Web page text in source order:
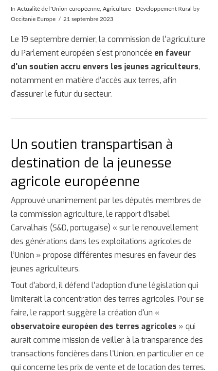
InActualité de l'Union européenne ,Agriculture - Développement Rural
by
Occitanie Europe
21 septembre 2023
Le 19 septembre dernier, la commission de l'agriculture
du Parlement européen s'est prononcée en faveur
d'un soutien accru envers les jeunes agriculteurs,
notamment en matière d'accès aux terres, afin
d'assurer le futur du secteur.
Un soutien transpartisan à
destination de la jeunesse
agricole européenne
Approuvé unanimement par les députés membres de
la commission agriculture, le rapport d’Isabel
Carvalhais (S&D, portugaise) « sur le renouvellement
des générations dans les exploitations agricoles de
l’Union » propose différentes mesures en faveur des
jeunes agriculteurs.
Tout d'abord, il défend l'adoption d'une législation qui
limiterait la concentration des terres agricoles. Pour se
faire, le rapport suggère la création d'un «
observatoire européen des terres agricoles » qui
aurait comme mission de veiller à la transparence des
transactions foncières dans l'Union, en particulier en ce
qui concerne les prix de vente et de location des terres.